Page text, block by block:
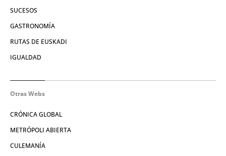
SUCESOS
GASTRONOMÍA
RUTAS DE EUSKADI
IGUALDAD
Otras Webs
CRÓNICA GLOBAL
METRÓPOLI ABIERTA
CULEMANÍA